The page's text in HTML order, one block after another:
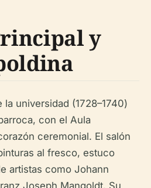
y
universidad (1728–1740)
con el Aula
ceremonial. El salón
al fresco, estuco
artistas como Johann
Joseph Mangoldt. Su